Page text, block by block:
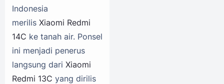
Indonesia
merilis Xiaomi Redmi
14C ke tanah air. Ponsel
ini menjadi penerus
langsung dari Xiaomi
Redmi 13C yang dirilis